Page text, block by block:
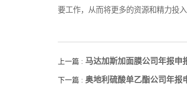
要工作，从而将更多的资源和精力投
上一篇 : 马达加斯加面膜公司年报申
下一篇 : 奥地利硫酸单乙酯公司年报